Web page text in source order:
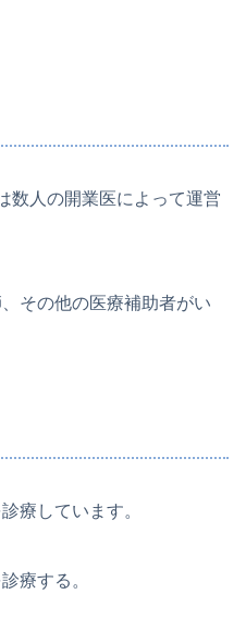
数人の開業医によって運営
その他の医療補助者がい
療しています。
療する。